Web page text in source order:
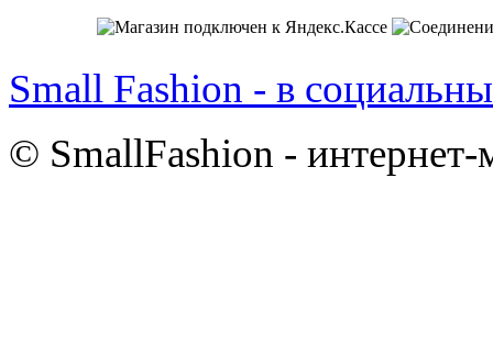
Small Fashion - в
© SmallFashion -